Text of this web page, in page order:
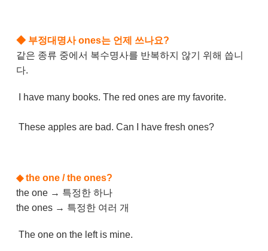
◆부정대명사 ones는 언제 쓰나요?
같은 종류 중에서 복수명사를 반복하지 않기 위해 씁니
다.
I have many books. The red ones are my favorite.
These apples are bad. Can I have fresh ones?
◆the one / the ones?
the one → 특정한 하나
the ones → 특정한 여러 개
The one on the left is mine.